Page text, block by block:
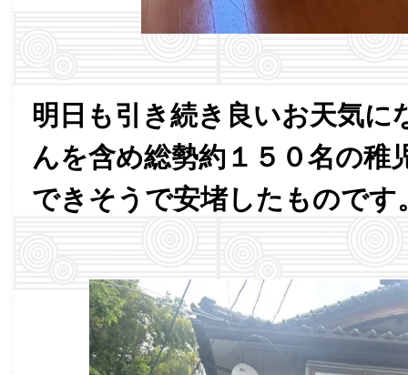
明日も引き続き良いお天気に
んを含め総勢約１５０名の稚
できそうで安堵したものです